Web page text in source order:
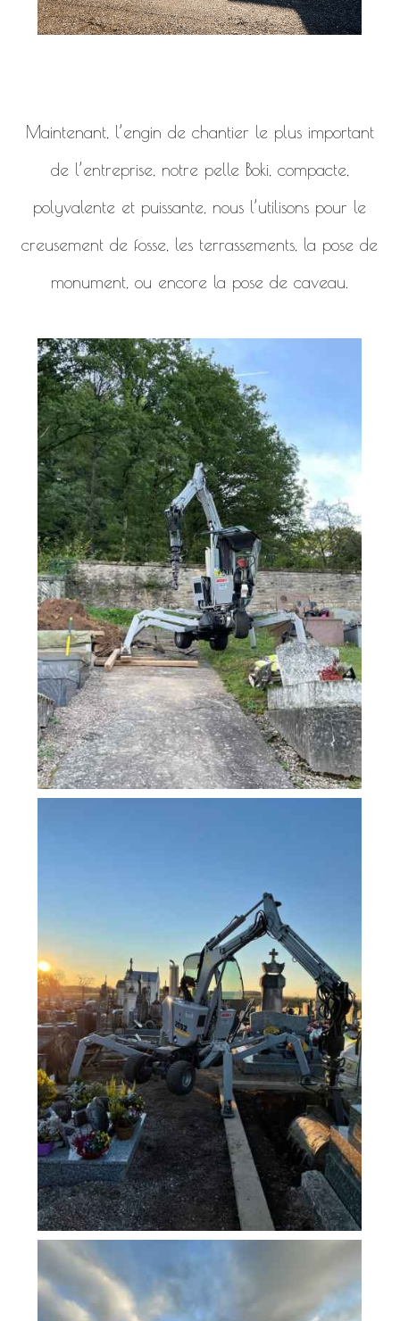
Maintenant, l’engin de chantier le plus important
de l’entreprise, notre pelle Boki, compacte,
polyvalente et puissante, nous l’utilisons pour le
creusement de fosse, les terrassements, la pose de
monument, ou encore la pose de caveau.